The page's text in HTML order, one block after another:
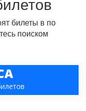
билеты в по
поиском